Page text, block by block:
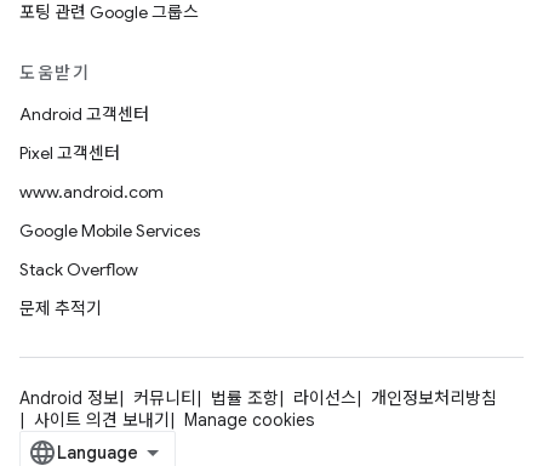
포팅 관련 Google 그룹스
도움받기
Android 고객센터
Pixel 고객센터
www.android.com
Google Mobile Services
Stack Overflow
문제 추적기
Android 정보 커뮤니티 법률 조항 라이선스
개인정보처리방침
사이트 의견 보내기
Manage cookies